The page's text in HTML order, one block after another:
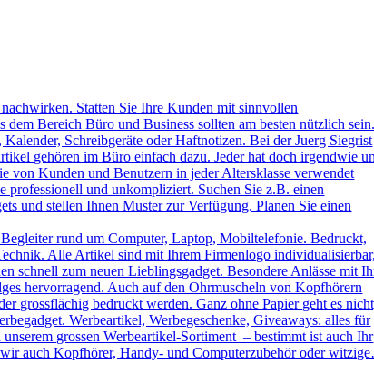
Statten Sie Ihre Kunden mit sinnvollen
Bereich Büro und Business sollten am besten nützlich
Schreibgeräte oder Haftnotizen. Bei der Juerg Siegrist
gehören im Büro einfach dazu. Jeder hat doch irgendwie
Kunden und Benutzern in jeder Altersklasse verwendet
und unkompliziert. Suchen Sie z.B. einen
und stellen Ihnen Muster zur Verfügung. Planen Sie einen
rund um Computer, Laptop, Mobiltelefonie. Bedruckt,
Alle Artikel sind mit Ihrem Firmenlogo
schnell zum neuen Lieblingsgadget. Besondere Anlässe mit
hervorragend. Auch auf den Ohrmuscheln von Kopfhörern
grossflächig bedruckt werden. Ganz ohne Papier geht es
Werbeartikel, Werbegeschenke, Giveaways: alles für
grossen Werbeartikel-Sortiment – bestimmt ist auch Ihr
wir auch Kopfhörer, Handy- und Computerzubehör oder